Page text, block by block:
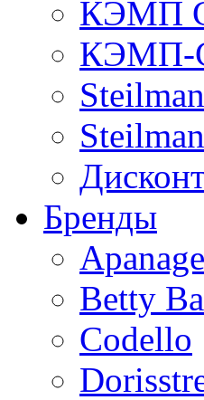
КЭМП
КЭМП-
Бренды
Apanage
Betty
Codello